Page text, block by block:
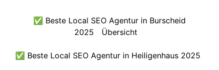
✅ Beste Local SEO Agentur in Burscheid
2025
Übersicht
✅ Beste Local SEO Agentur in Heiligenhaus 2025